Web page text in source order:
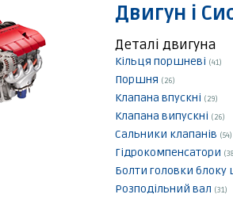
Двигун і
Деталі двигуна
Кільця поршневі (41)
Поршня (26)
Клапана впускні (29)
Клапана випускні (26)
Сальники клапанів (54)
Гідрокомпенсатори
Болти головки блоку
Розподільний вал (31)